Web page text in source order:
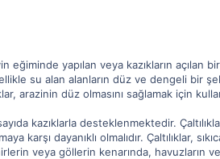
eğiminde yapılan veya kazıkların
su alan alanların düz ve dengeli bir
arazinin düz olmasını sağlamak için
kazıklarla desteklenmektedir.
karşı dayanıklı olmalıdır.
veya göllerin kenarında, havuzların